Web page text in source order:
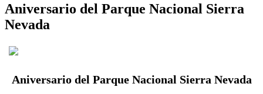
Aniversario del Parque Nacional Sierra
Nevada
Aniversario del Parque Nacional Sierra Nevada